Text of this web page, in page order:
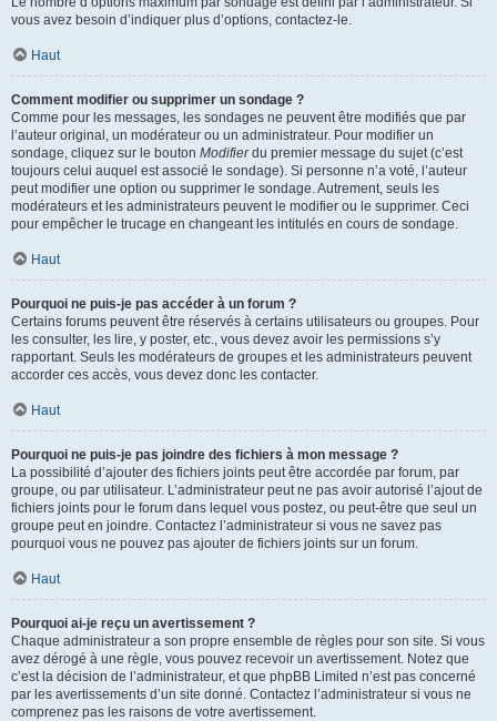
vous avez besoin d’indiquer plus d’options, contactez-le.
Haut
Comment modifier ou supprimer un sondage ?
Comme pour les messages, les sondages ne peuvent être modifiés que par
l’auteur original, un modérateur ou un administrateur. Pour modifier un
sondage, cliquez sur le bouton Modifierdu premier message du sujet (c’est
toujours celui auquel est associé le sondage). Si personne n’a voté, l’auteur
peut modifier une option ou supprimer le sondage. Autrement, seuls les
modérateurs et les administrateurs peuvent le modifier ou le supprimer. Ceci
pour empêcher le trucage en changeant les intitulés en cours de sondage.
Haut
Pourquoi ne puis-je pas accéder à un forum ?
Certains forums peuvent être réservés à certains utilisateurs ou groupes. Pour
les consulter, les lire, y poster, etc., vous devez avoir les permissions s’y
rapportant. Seuls les modérateurs de groupes et les administrateurs peuvent
accorder ces accès, vous devez donc les contacter.
Haut
Pourquoi ne puis-je pas joindre des fichiers à mon message ?
La possibilité d’ajouter des fichiers joints peut être accordée par forum, par
groupe, ou par utilisateur. L’administrateur peut ne pas avoir autorisé l’ajout de
fichiers joints pour le forum dans lequel vous postez, ou peut-être que seul un
groupe peut en joindre. Contactez l’administrateur si vous ne savez pas
pourquoi vous ne pouvez pas ajouter de fichiers joints sur un forum.
Haut
Pourquoi ai-je reçu un avertissement ?
Chaque administrateur a son propre ensemble de règles pour son site. Si vous
avez dérogé à une règle, vous pouvez recevoir un avertissement. Notez que
c’est la décision de l’administrateur, et que phpBB Limited n’est pas concerné
par les avertissements d’un site donné. Contactez l’administrateur si vous ne
comprenez pas les raisons de votre avertissement.